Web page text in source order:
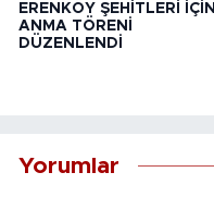
ERENKÖY ŞEHİTLERİ İÇİN
ANMA TÖRENİ
DÜZENLENDİ
Yorumlar